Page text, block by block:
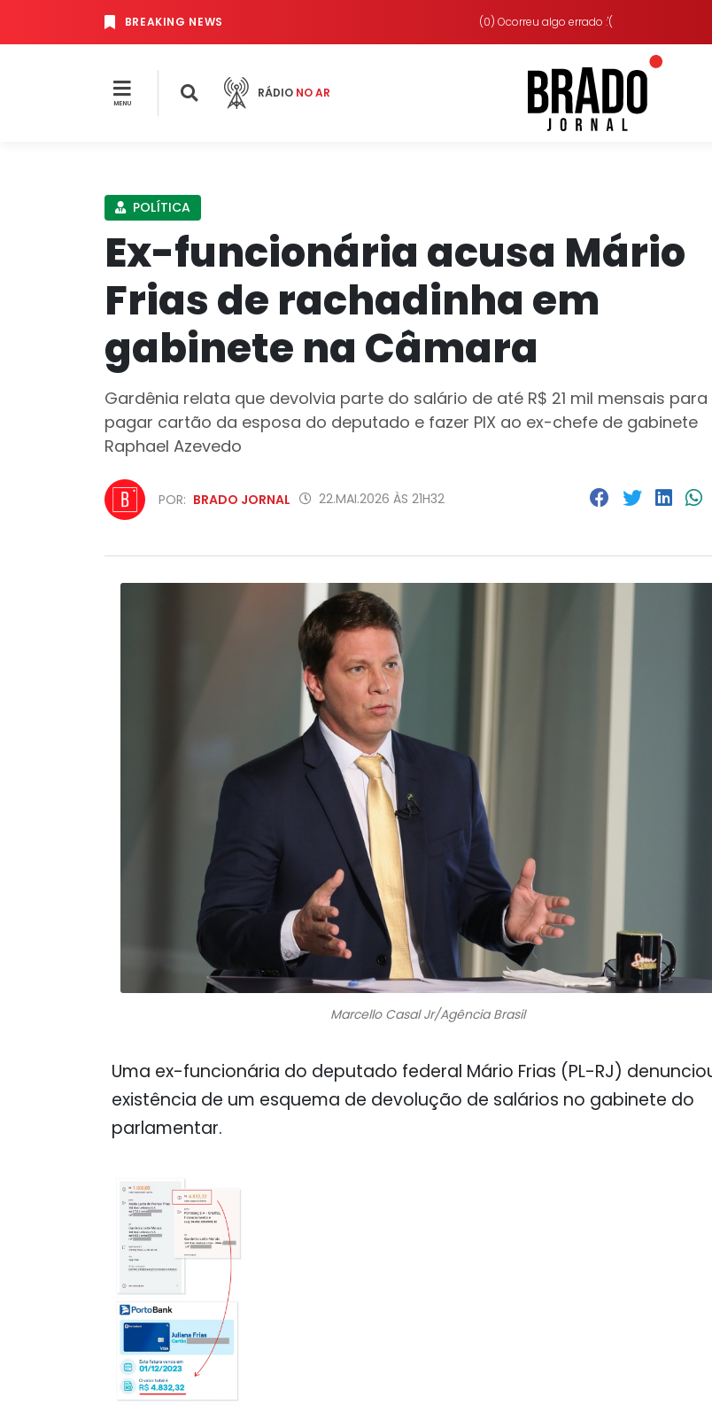
BREAKING NEWS (0) Ocorreu algo errado :'(
MENU
RÁDIO NO AR
POLÍTICA
Ex-funcionária acusa Mário
Frias de rachadinha em
gabinete na Câmara
Gardênia relata que devolvia parte do salário de até R$ 21 mil mensais para
pagar cartão da esposa do deputado e fazer PIX ao ex-chefe de gabinete
Raphael Azevedo
POR: BRADO JORNAL 22.MAI.2026 ÀS 21H32
Marcello Casal Jr/Agência Brasil
Uma ex-funcionária do deputado federal Mário Frias (PL-RJ)
existência de um esquema de devolução de salários no gabinete do
parlamentar.